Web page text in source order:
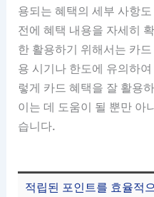
용되는 혜택의 세부 사항
전에 혜택 내용을 자세히
한 활용하기 위해서는 카
용 시기나 한도에 유의하
렇게 카드 혜택을 잘 활용
이는 데 도움이 될 뿐만 아
습니다.
적립된 포인트를 효율적